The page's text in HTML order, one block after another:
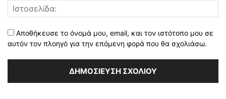
Αποθήκευσε το όνομά μου, email, και τον ιστότοπο μου σε
αυτόν τον πλοηγό για την επόμενη φορά που θα σχολιάσω.